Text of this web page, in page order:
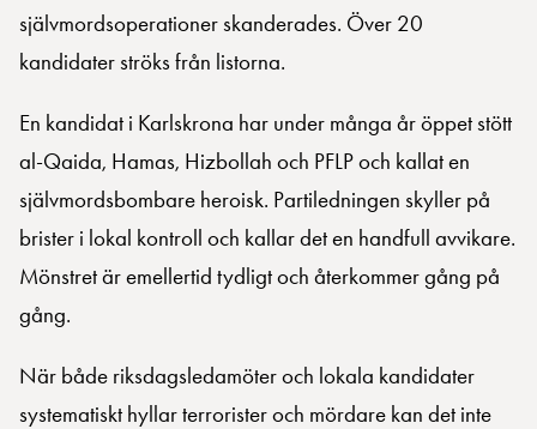
självmordsoperationer skanderades. Över 20
kandidater ströks från listorna.
En kandidat i Karlskrona har under många år öppet stött
al-Qaida, Hamas, Hizbollah och PFLP och kallat en
självmordsbombare heroisk. Partiledningen skyller på
brister i lokal kontroll och kallar det en handfull avvikare.
Mönstret är emellertid tydligt och återkommer gång på
gång.
När både riksdagsledamöter och lokala kandidater
systematiskt hyllar terrorister och mördare kan det inte